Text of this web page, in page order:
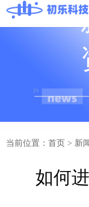
当前位置：首页 > 新
如何